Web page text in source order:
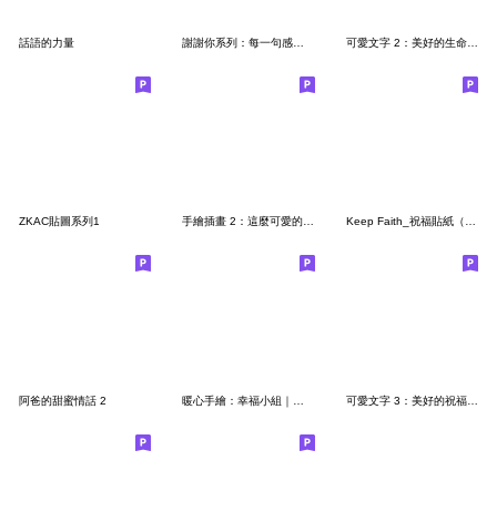
話語的力量 可愛文字 2：美好的生命｜省空間貼圖｜問候
ZKAC貼圖系列1 手繪插畫 2：這麼可愛的諧音祝福 Keep Faith_祝福貼紙（新版）
阿爸的甜蜜情話 2 可愛文字 3：美好的祝福｜全年好用｜奶茶系